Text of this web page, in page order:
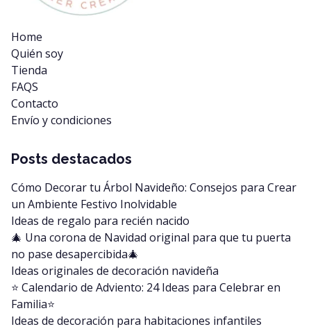
Home
Quién soy
Tienda
FAQS
Contacto
Envío y condiciones
Posts destacados
Cómo Decorar tu Árbol Navideño: Consejos para Crear
un Ambiente Festivo Inolvidable
Ideas de regalo para recién nacido
🎄 Una corona de Navidad original para que tu puerta
no pase desapercibida🎄
Ideas originales de decoración navideña
⭐️ Calendario de Adviento: 24 Ideas para Celebrar en
Familia⭐️
Ideas de decoración para habitaciones infantiles